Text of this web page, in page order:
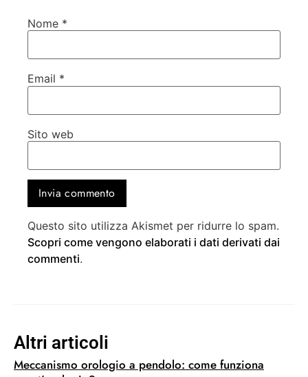
Altri articoli
Meccanismo orologio a pendolo: come funziona
Nome *
Email *
Sito web
Questo sito utilizza Akismet per ridurre lo spam.
Scopri come vengono elaborati i dati derivati dai
commenti.